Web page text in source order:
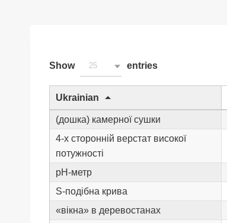
Show 25 entries
Ukrainian
(дошка) камерної сушки
4-х сторонній верстат високої
потужності
pH-метр
S-подібна крива
«вікна» в деревостанах